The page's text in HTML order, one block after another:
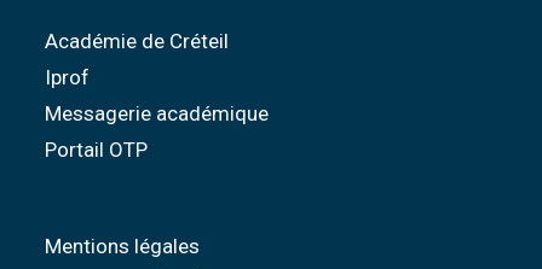
Académie de Créteil
Iprof
Messagerie académique
Portail OTP
Mentions légales